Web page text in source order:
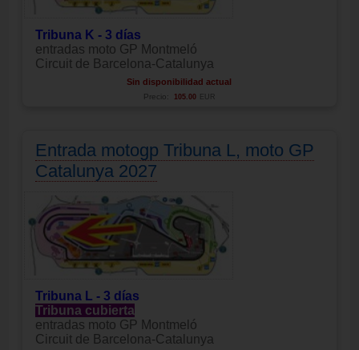
Tribuna K - 3 días
entradas moto GP Montmeló
Circuit de Barcelona-Catalunya
Sin disponibilidad actual
Precio: 105.00 EUR
Entrada motogp Tribuna L, moto GP
Catalunya 2027
Tribuna L - 3 días
Tribuna cubierta
entradas moto GP Montmeló
Circuit de Barcelona-Catalunya